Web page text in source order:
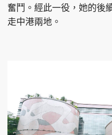
奮鬥。經此一役，她的後
走中港兩地。